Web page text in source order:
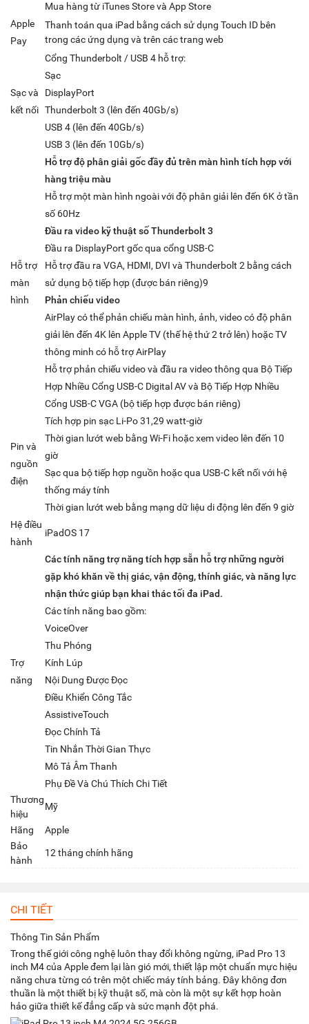
Mua hàng từ iTunes Store và App Store
Apple
Pay
Thanh toán qua iPad bằng cách sử dụng Touch ID bên
trong các ứng dụng và trên các trang web
Sạc và
kết nối
Cổng Thunderbolt / USB 4 hỗ trợ:
Sạc
DisplayPort
Thunderbolt 3 (lên đến 40Gb/s)
USB 4 (lên đến 40Gb/s)
USB 3 (lên đến 10Gb/s)
Hỗ trợ
màn
hình
Hỗ trợ độ phân giải gốc đầy đủ trên màn hình tích hợp với
hàng triệu màu
Hỗ trợ một màn hình ngoài với độ phân giải lên đến 6K ở tần
số 60Hz
Đầu ra video kỹ thuật số Thunderbolt 3
Đầu ra DisplayPort gốc qua cổng USB-C
Hỗ trợ đầu ra VGA, HDMI, DVI và Thunderbolt 2 bằng cách
sử dụng bộ tiếp hợp (được bán riêng)9
Phản chiếu video
AirPlay có thể phản chiếu màn hình, ảnh, video có độ phân
giải lên đến 4K lên Apple TV (thế hệ thứ 2 trở lên) hoặc TV
thông minh có hỗ trợ AirPlay
Hỗ trợ phản chiếu video và đầu ra video thông qua Bộ Tiếp
Hợp Nhiều Cổng USB-C Digital AV và Bộ Tiếp Hợp Nhiều
Cổng USB-C VGA (bộ tiếp hợp được bán riêng)
Pin và
nguồn
điện
Tích hợp pin sạc Li-Po 31,29 watt-giờ
Thời gian lướt web bằng Wi-Fi hoặc xem video lên đến 10
giờ
Sạc qua bộ tiếp hợp nguồn hoặc qua USB-C kết nối với hệ
thống máy tính
Thời gian lướt web bằng mạng dữ liệu di động lên đến 9 giờ
Hệ điều
hành
iPadOS 17
Trợ
năng
Các tính năng trợ năng tích hợp sẵn hỗ trợ những người
gặp khó khăn về thị giác, vận động, thính giác, và năng lực
nhận thức giúp bạn khai thác tối đa iPad.
Các tính năng bao gồm:
VoiceOver
Thu Phóng
Kính Lúp
Nội Dung Được Đọc
Điều Khiển Công Tắc
AssistiveTouch
Đọc Chính Tả
Tin Nhắn Thời Gian Thực
Mô Tả Âm Thanh
Phụ Đề Và Chú Thích Chi Tiết
Thương
hiệu
Mỹ
Hãng
Apple
Bảo
hành
12 tháng chính hãng
CHI TIẾT
Thông Tin Sản Phẩm
Trong thế giới công nghệ luôn thay đổi không ngừng, iPad Pro 13
inch M4 của Apple đem lại làn gió mới, thiết lập một chuẩn mực hiệu
năng chưa từng có trên một chiếc máy tính bảng. Đây không đơn
thuần là một thiết bị kỹ thuật số, mà còn là một sự kết hợp hoàn
hảo giữa thiết kế đẳng cấp và sức mạnh đột phá.